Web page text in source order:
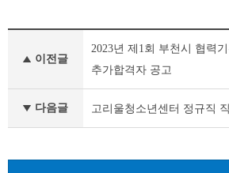
고
용
이전글
2023년 제1회 부천시 협력
추가합격자 공고
다음글 고리울청소년센터 정규직